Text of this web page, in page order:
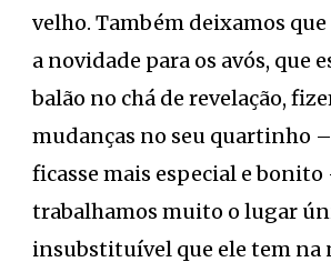
velho. Também deixamos que
a novidade para os avós, que
balão no chá de revelação,
mudanças no seu quartinho
ficasse mais especial e bonito
trabalhamos muito o lugar
insubstituível que ele tem na